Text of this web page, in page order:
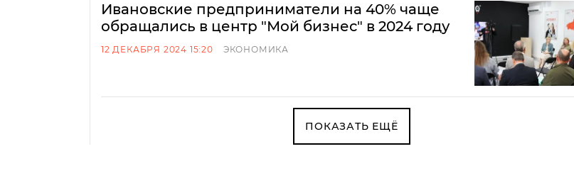
Ивановские предприниматели на 40% чаще
обращались в центр "Мой бизнес" в 2024 году
12 ДЕКАБРЯ 2024 15:20 ЭКОНОМИКА
ПОКАЗАТЬ ЕЩЁ